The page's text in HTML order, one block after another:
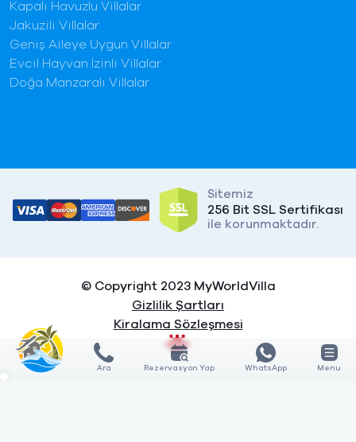
Kapalı Havuzlu Villalar
Jakuzili Villalar
Geniş Aileye Uygun Villalar
Evcil Hayvan İzinli Villalar
Doğa Manzaralı Villalar
Sitemiz
256 Bit SSL Sertifikası
ile korunmaktadır.
© Copyright 2023 MyWorldVilla
Gizlilik Şartları
Kiralama Sözleşmesi
Ara Rezervasyon Yap WhatsApp Menu